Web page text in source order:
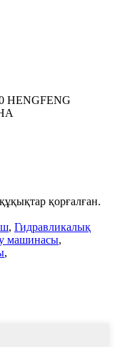
HENGFENG
қорғалған.
, Гидравликалық
машинасы,
,